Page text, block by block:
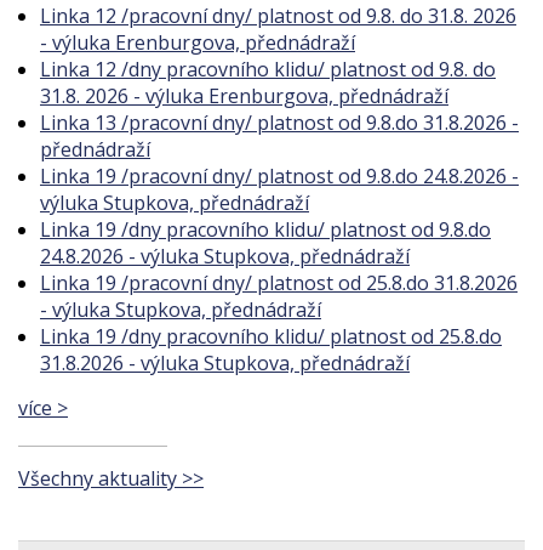
Linka 12 /pracovní dny/ platnost od 9.8. do 31.8. 2026
- výluka Erenburgova, přednádraží
Linka 12 /dny pracovního klidu/ platnost od 9.8. do
31.8. 2026 - výluka Erenburgova, přednádraží
Linka 13 /pracovní dny/ platnost od 9.8.do 31.8.2026 -
přednádraží
Linka 19 /pracovní dny/ platnost od 9.8.do 24.8.2026 -
výluka Stupkova, přednádraží
Linka 19 /dny pracovního klidu/ platnost od 9.8.do
24.8.2026 - výluka Stupkova, přednádraží
Linka 19 /pracovní dny/ platnost od 25.8.do 31.8.2026
- výluka Stupkova, přednádraží
Linka 19 /dny pracovního klidu/ platnost od 25.8.do
31.8.2026 - výluka Stupkova, přednádraží
více >
Všechny aktuality >>